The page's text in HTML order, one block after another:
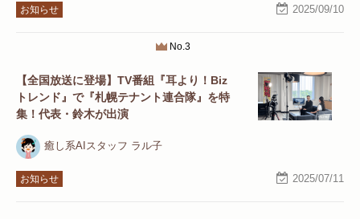
お知らせ 2025/09/10
No.3
【全国放送に登場】TV番組『耳より！Biz
トレンド』で『札幌テナント連合隊』を特
集！代表・鈴木が出演
癒し系AIスタッフ ラル子
お知らせ 2025/07/11